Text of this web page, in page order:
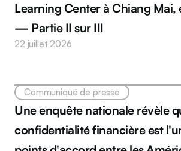
Learning Center à Chiang Mai,
— Partie II sur III
22 juillet 2026
Communiqué de presse
Une enquête nationale révèle
confidentialité financière est